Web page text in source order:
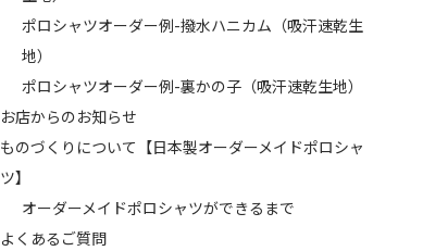
ポロシャツオーダー例-撥水ハニカム（吸汗速乾生
地）
ポロシャツオーダー例-裏かの子（吸汗速乾生地）
お店からのお知らせ
ものづくりについて【日本製オーダーメイドポロシャ
ツ】
オーダーメイドポロシャツができるまで
よくあるご質問